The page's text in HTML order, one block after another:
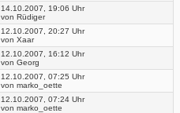
14.10.2007, 19:06 Uhr
von Rüdiger
12.10.2007, 20:27 Uhr
von Xaar
12.10.2007, 16:12 Uhr
von Georg
12.10.2007, 07:25 Uhr
von marko_oette
12.10.2007, 07:24 Uhr
von marko_oette